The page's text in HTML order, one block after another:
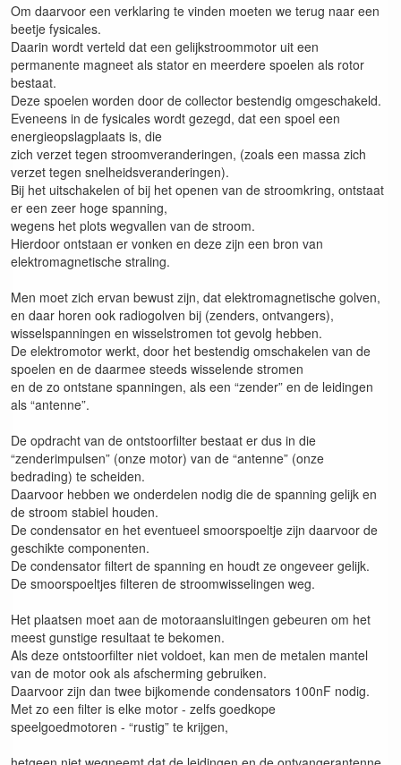
Om daarvoor een verklaring te vinden moeten we terug naar een
beetje fysicales.
Daarin wordt verteld dat een gelijkstroommotor uit een
permanente magneet als stator en meerdere spoelen als rotor
bestaat.
Deze spoelen worden door de collector bestendig omgeschakeld.
Eveneens in de fysicales wordt gezegd, dat een spoel een
energieopslagplaats is, die
zich verzet tegen stroomveranderingen, (zoals een massa zich
verzet tegen snelheidsveranderingen).
Bij het uitschakelen of bij het openen van de stroomkring, ontstaat
er een zeer hoge spanning,
wegens het plots wegvallen van de stroom.
Hierdoor ontstaan er vonken en deze zijn een bron van
elektromagnetische straling.
Men moet zich ervan bewust zijn, dat elektromagnetische golven,
en daar horen ook radiogolven bij (zenders, ontvangers),
wisselspanningen en wisselstromen tot gevolg hebben.
De elektromotor werkt, door het bestendig omschakelen van de
spoelen en de daarmee steeds wisselende stromen
en de zo ontstane spanningen, als een “zender” en de leidingen
als “antenne”.
De opdracht van de ontstoorfilter bestaat er dus in die
“zenderimpulsen” (onze motor) van de “antenne” (onze
bedrading) te scheiden.
Daarvoor hebben we onderdelen nodig die de spanning gelijk en
de stroom stabiel houden.
De condensator en het eventueel smoorspoeltje zijn daarvoor de
geschikte componenten.
De condensator filtert de spanning en houdt ze ongeveer gelijk.
De smoorspoeltjes filteren de stroomwisselingen weg.
Het plaatsen moet aan de motoraansluitingen gebeuren om het
meest gunstige resultaat te bekomen.
Als deze ontstoorfilter niet voldoet, kan men de metalen mantel
van de motor ook als afscherming gebruiken.
Daarvoor zijn dan twee bijkomende condensators 100nF nodig.
Met zo een filter is elke motor - zelfs goedkope
speelgoedmotoren - “rustig” te krijgen,